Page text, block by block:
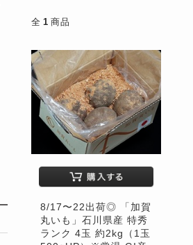
全 1 商品
8/17〜22出荷◎ 「加賀
丸いも」石川県産 特秀
ランク 4玉 約2kg（1玉